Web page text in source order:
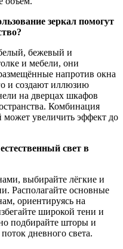
зеркал помогут
бежевый и
и мебели, они
напротив окна
и создают иллюзию
на дверцах шкафов
Комбинация
может увеличить эффект до
свет в
выбирайте лёгкие и
Располагайте основные
ориентируясь на
широкой тени и
подбирайте шторы и
дневного света.